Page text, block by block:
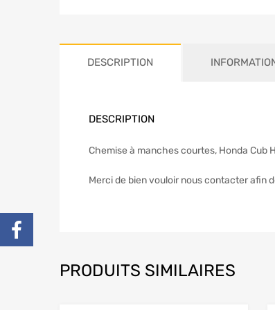
DESCRIPTION
DESCRIPTION
Chemise à manches courtes, Honda Cub
Merci de bien vouloir nous contacter afin
PRODUITS SIMILAIRES